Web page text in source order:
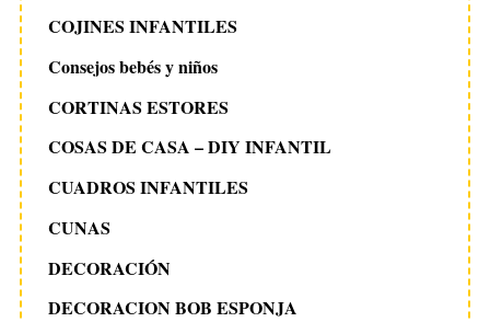
COJINES INFANTILES
Consejos bebés y niños
CORTINAS ESTORES
COSAS DE CASA – DIY INFANTIL
CUADROS INFANTILES
CUNAS
DECORACIÓN
DECORACION BOB ESPONJA